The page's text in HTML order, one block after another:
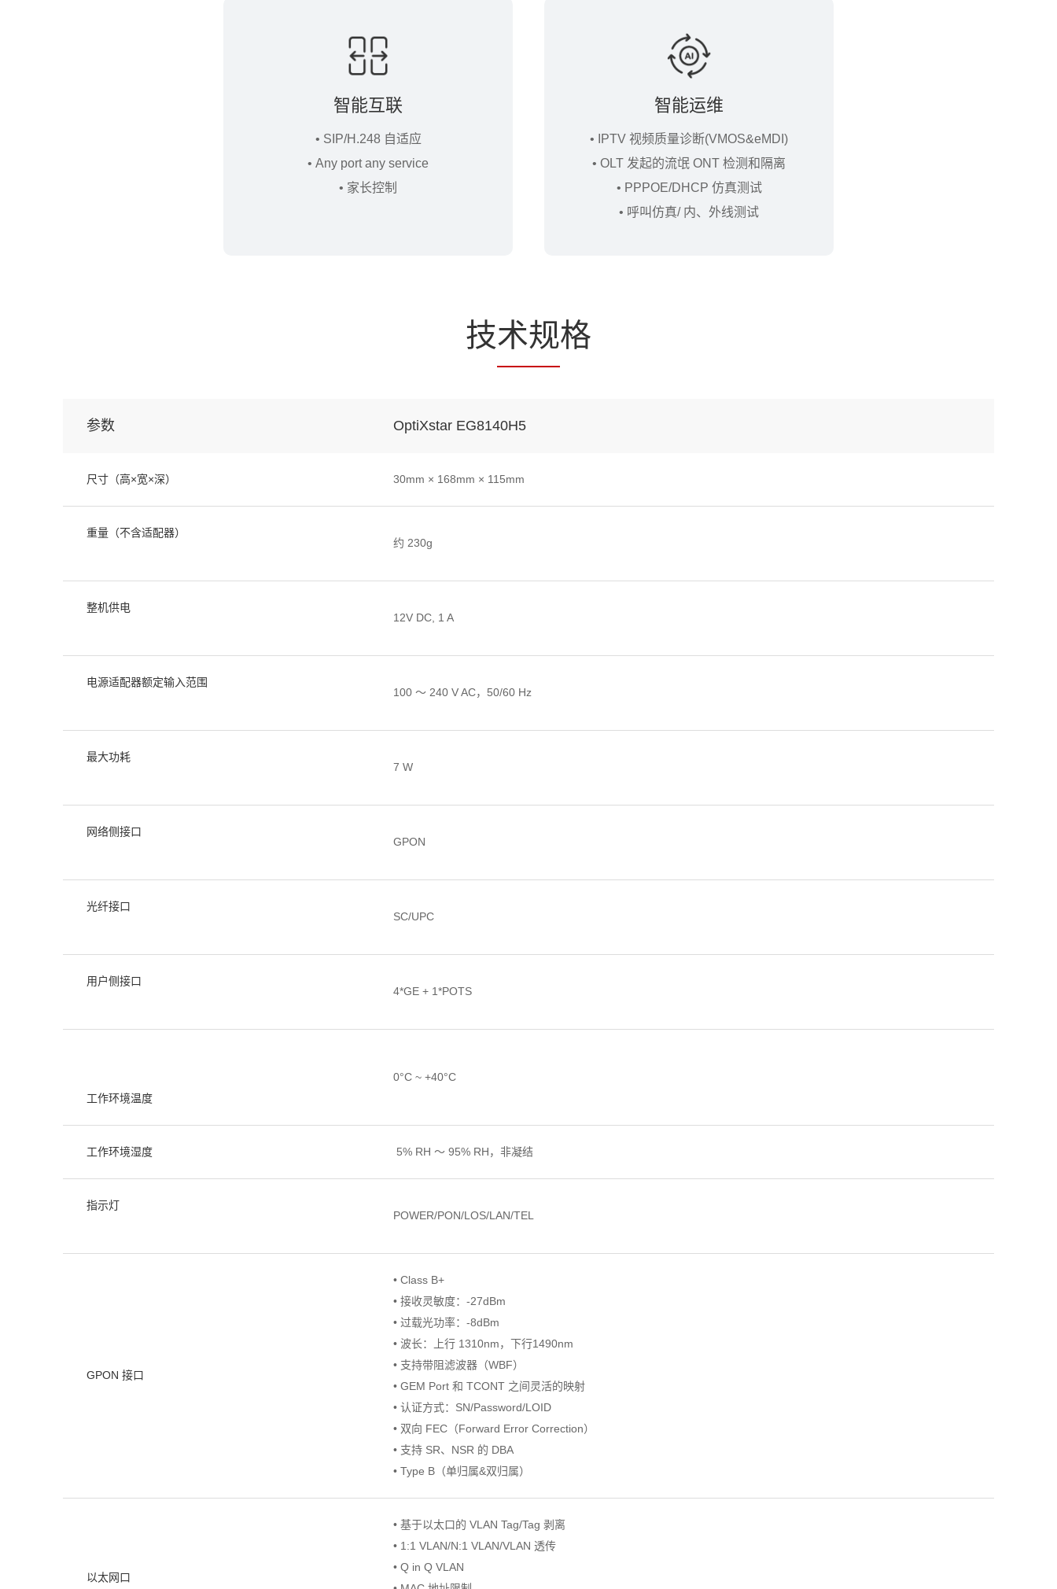
智能互联
• SIP/H.248 自适应
• Any port any service
• 家长控制
智能运维
• IPTV 视频质量诊断(VMOS&eMDI)
• OLT 发起的流氓 ONT 检测和隔离
• PPPOE/DHCP 仿真测试
• 呼叫仿真/ 内、外线测试
技术规格
参数 OptiXstar EG8140H5
尺寸（高×宽×深） 30mm × 168mm × 115mm
重量（不含适配器）
约 230g
整机供电
12V DC, 1 A
电源适配器额定输入范围
100 ～ 240 V AC，50/60 Hz
最大功耗
7 W
网络侧接口
GPON
光纤接口
SC/UPC
用户侧接口
4*GE + 1*POTS
工作环境温度
0°C ~ +40°C
工作环境湿度 5% RH ～ 95% RH，非凝结
指示灯
POWER/PON/LOS/LAN/TEL
GPON 接口
• Class B+
• 接收灵敏度：-27dBm
• 过载光功率：-8dBm
• 波长：上行 1310nm，下行1490nm
• 支持带阻滤波器（WBF）
• GEM Port 和 TCONT 之间灵活的映射
• 认证方式：SN/Password/LOID
• 双向 FEC（Forward Error Correction）
• 支持 SR、NSR 的 DBA
• Type B（单归属&双归属）
以太网口
• 基于以太口的 VLAN Tag/Tag 剥离
• 1:1 VLAN/N:1 VLAN/VLAN 透传
• Q in Q VLAN